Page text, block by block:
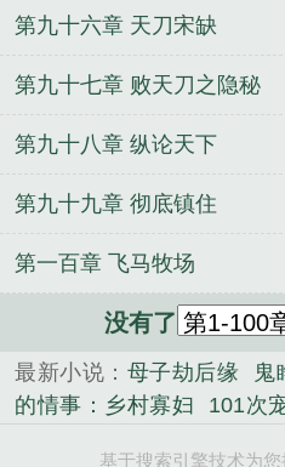
第九十六章 天刀宋缺
第九十七章 败天刀之隐秘
第九十八章 纵论天下
第九十九章 彻底镇住
第一百章 飞马牧场
没有了
最新小说： 母子劫后缘 鬼
的情事：乡村寡妇
101次
基于搜索引擎技术为